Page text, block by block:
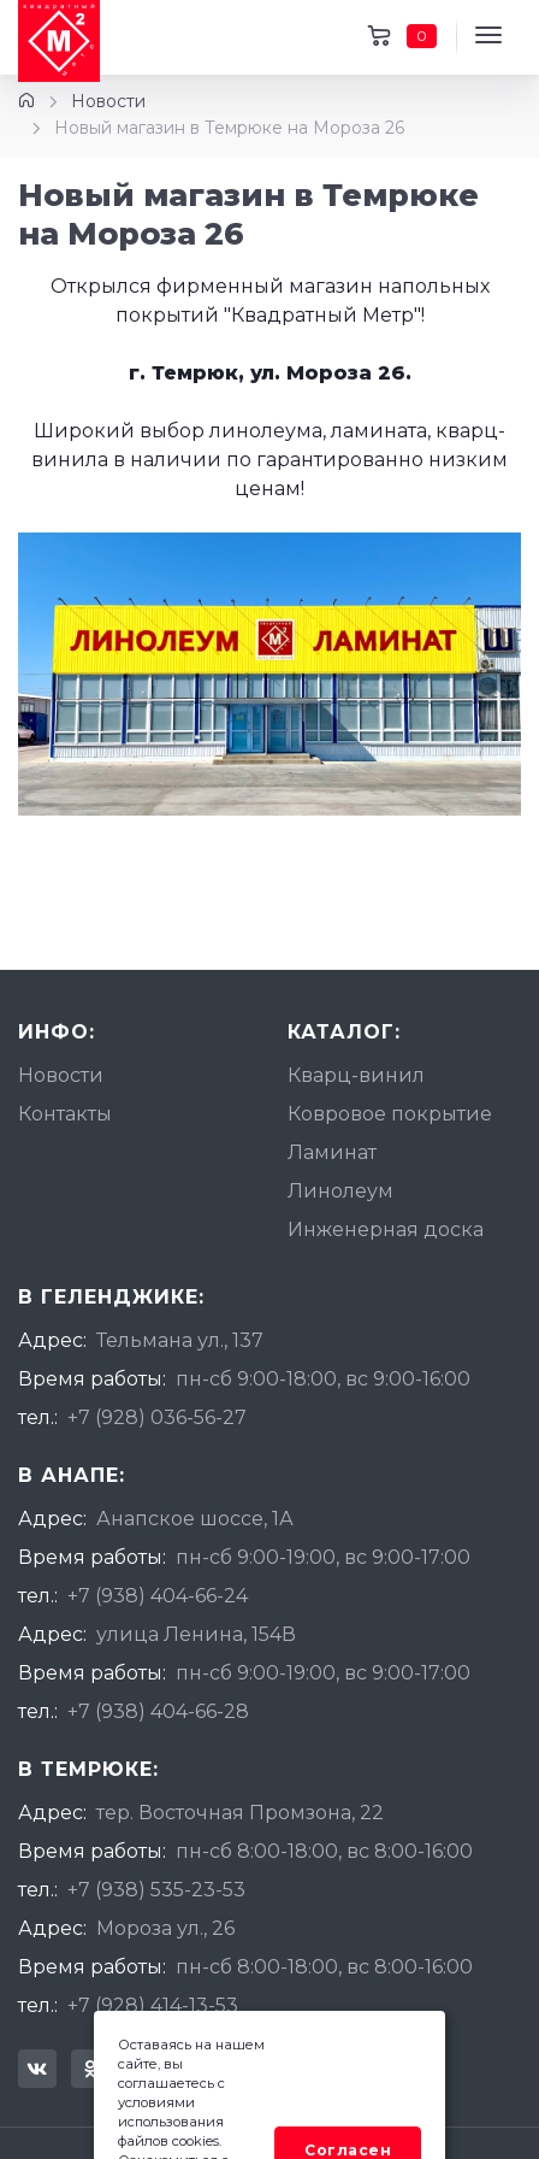
0
Новости
Новый магазин в Темрюке на Мороза 26
Новый магазин в Темрюке
на Мороза 26
Открылся фирменный магазин напольных
покрытий "Квадратный Метр"!
г. Темрюк, ул. Мороза 26.
Широкий выбор линолеума, ламината, кварц-
винила в наличии по гарантированно низким
ценам!
ИНФО:
Новости
Контакты
КАТАЛОГ:
Кварц-винил
Ковровое покрытие
Ламинат
Линолеум
Инженерная доска
В ГЕЛЕНДЖИКЕ:
Адрес: Тельмана ул., 137
Время работы: пн-сб 9:00-18:00, вс 9:00-16:00
тел.: +7 (928) 036-56-27
В АНАПЕ:
Адрес: Анапское шоссе, 1А
Время работы: пн-сб 9:00-19:00, вс 9:00-17:00
тел.: +7 (938) 404-66-24
Адрес: улица Ленина, 154В
Время работы: пн-сб 9:00-19:00, вс 9:00-17:00
тел.: +7 (938) 404-66-28
В ТЕМРЮКЕ:
Адрес: тер. Восточная Промзона, 22
Время работы: пн-сб 8:00-18:00, вс 8:00-16:00
тел.: +7 (938) 535-23-53
Адрес: Мороза ул., 26
Время работы: пн-сб 8:00-18:00, вс 8:00-16:00
тел.: +7 (928) 414-13-53
Оставаясь на нашем
сайте, вы
соглашаетесь с
условиями
использования
файлов cookies.
Согласен